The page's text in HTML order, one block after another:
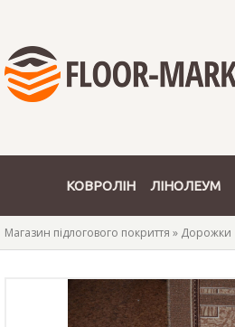
КОВРОЛІН ЛІНОЛЕУМ
Магазин підлогового покриття » Дорожки